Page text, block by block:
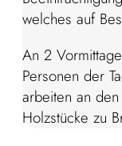
welches auf
An 2
Personen der
arbeiten an
Holzstücke zu